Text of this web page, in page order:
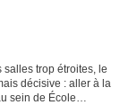
trop étroites, le
décisive : aller à la
sein de École